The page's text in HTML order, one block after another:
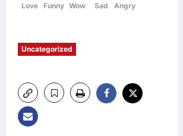
Love
Funny Wow
Sad
Angry
Uncategorized